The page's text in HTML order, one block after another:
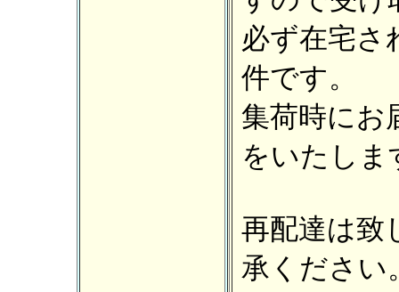
必ず在宅さ
件です。
集荷時にお
をいたしま
再配達は致
承ください